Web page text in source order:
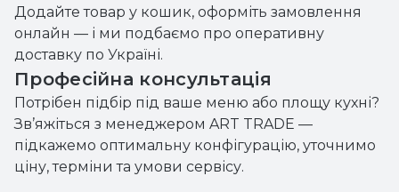
Додайте товар у кошик, оформіть замовлення
онлайн — і ми подбаємо про оперативну
доставку по Україні.
Професійна консультація
Потрібен підбір під ваше меню або площу кухні?
Зв’яжіться з менеджером ART TRADE —
підкажемо оптимальну конфігурацію, уточнимо
ціну, терміни та умови сервісу.